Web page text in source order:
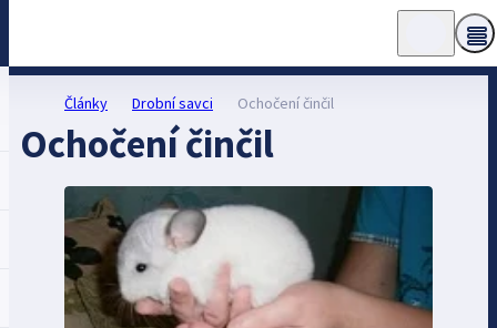
Články Drobní savci Ochočení činčil
Ochočení činčil